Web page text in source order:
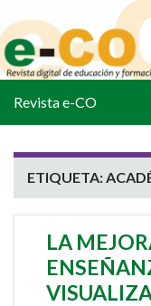
Revista e-CO
ETIQUETA:
LA